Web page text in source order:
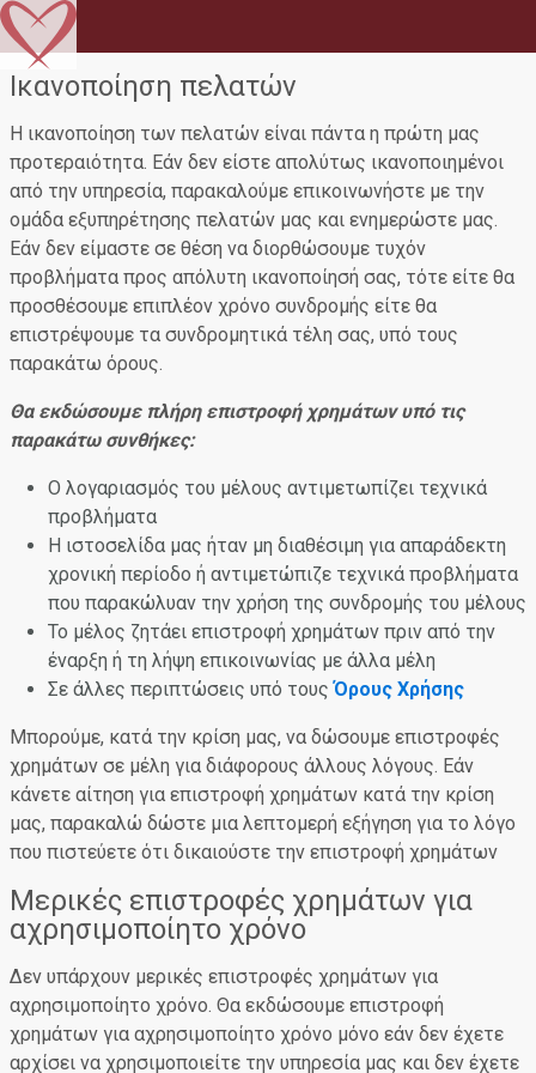
Ικανοποίηση πελατών
Η ικανοποίηση των πελατών είναι πάντα η πρώτη μας
προτεραιότητα. Εάν δεν είστε απολύτως ικανοποιημένοι
από την υπηρεσία, παρακαλούμε επικοινωνήστε με την
ομάδα εξυπηρέτησης πελατών μας και ενημερώστε μας.
Εάν δεν είμαστε σε θέση να διορθώσουμε τυχόν
προβλήματα προς απόλυτη ικανοποίησή σας, τότε είτε θα
προσθέσουμε επιπλέον χρόνο συνδρομής είτε θα
επιστρέψουμε τα συνδρομητικά τέλη σας, υπό τους
παρακάτω όρους.
Θα εκδώσουμε πλήρη επιστροφή χρημάτων υπό τις
παρακάτω συνθήκες:
Ο λογαριασμός του μέλους αντιμετωπίζει τεχνικά
προβλήματα
Η ιστοσελίδα μας ήταν μη διαθέσιμη για απαράδεκτη
χρονική περίοδο ή αντιμετώπιζε τεχνικά προβλήματα
που παρακώλυαν την χρήση της συνδρομής του μέλους
Το μέλος ζητάει επιστροφή χρημάτων πριν από την
έναρξη ή τη λήψη επικοινωνίας με άλλα μέλη
Σε άλλες περιπτώσεις υπό τουςΌρους Χρήσης
Μπορούμε, κατά την κρίση μας, να δώσουμε επιστροφές
χρημάτων σε μέλη για διάφορους άλλους λόγους. Εάν
κάνετε αίτηση για επιστροφή χρημάτων κατά την κρίση
μας, παρακαλώ δώστε μια λεπτομερή εξήγηση για το λόγο
που πιστεύετε ότι δικαιούστε την επιστροφή χρημάτων
Μερικές επιστροφές χρημάτων για
αχρησιμοποίητο χρόνο
Δεν υπάρχουν μερικές επιστροφές χρημάτων για
αχρησιμοποίητο χρόνο. Θα εκδώσουμε επιστροφή
χρημάτων για αχρησιμοποίητο χρόνο μόνο εάν δεν έχετε
αρχίσει να χρησιμοποιείτε την υπηρεσία μας και δεν έχετε